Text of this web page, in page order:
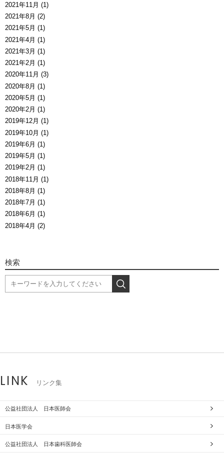
2021年11月 (1)
2021年8月 (2)
2021年5月 (1)
2021年4月 (1)
2021年3月 (1)
2021年2月 (1)
2020年11月 (3)
2020年8月 (1)
2020年5月 (1)
2020年2月 (1)
2019年12月 (1)
2019年10月 (1)
2019年6月 (1)
2019年5月 (1)
2019年2月 (1)
2018年11月 (1)
2018年8月 (1)
2018年7月 (1)
2018年6月 (1)
2018年4月 (2)
検索
LINK リンク集
公益社団法人 日本医師会
日本医学会
公益社団法人 日本歯科医師会